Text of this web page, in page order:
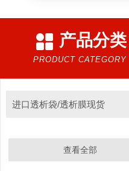
产品分类
PRODUCT CATEGORY
进口透析袋/透析膜现货
查看全部